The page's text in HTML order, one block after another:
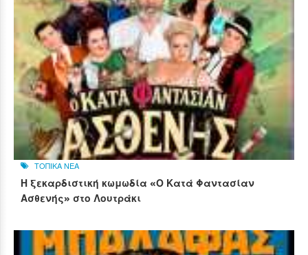
ΤΟΠΙΚΑ ΝΕΑ
Η ξεκαρδιστική κωμωδία «Ο Κατά Φαντασίαν
Ασθενής» στο Λουτράκι